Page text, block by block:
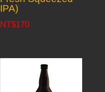
IPA)
NT$170